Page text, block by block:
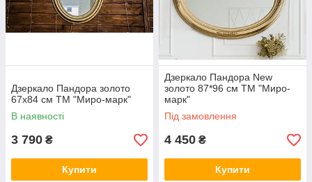
Дзеркало Пандора золото
67х84 см ТМ "Миро-марк"
В наявності
3 790 ₴
Купити
Дзеркало Пандора New
золото 87*96 см ТМ "Миро-
марк"
Під замовлення
4 450 ₴
Купити